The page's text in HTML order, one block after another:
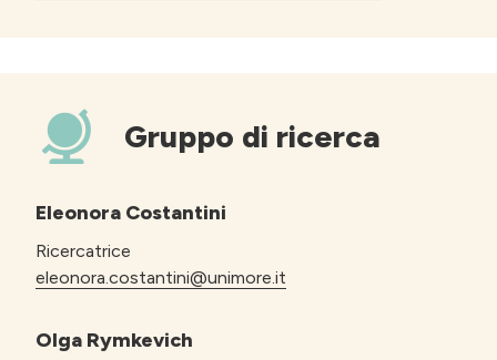
Gruppo di ricerca
Eleonora Costantini
Ricercatrice
eleonora.costantini@unimore.it
Olga Rymkevich